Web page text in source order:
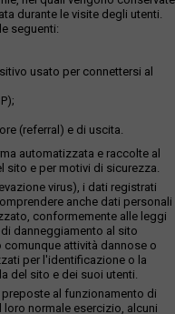
durante le visite degli utenti.
seguenti:
usato per connettersi al
(referral) e di uscita.
automatizzata e raccolte al
sito e per motivi di sicurezza.
virus), i dati registrati
anche dati personali
conformemente alle leggi
danneggiamento al sito
comunque attività dannose o
per l'identificazione o la
del sito e dei suoi utenti.
al funzionamento di
normale esercizio, alcuni